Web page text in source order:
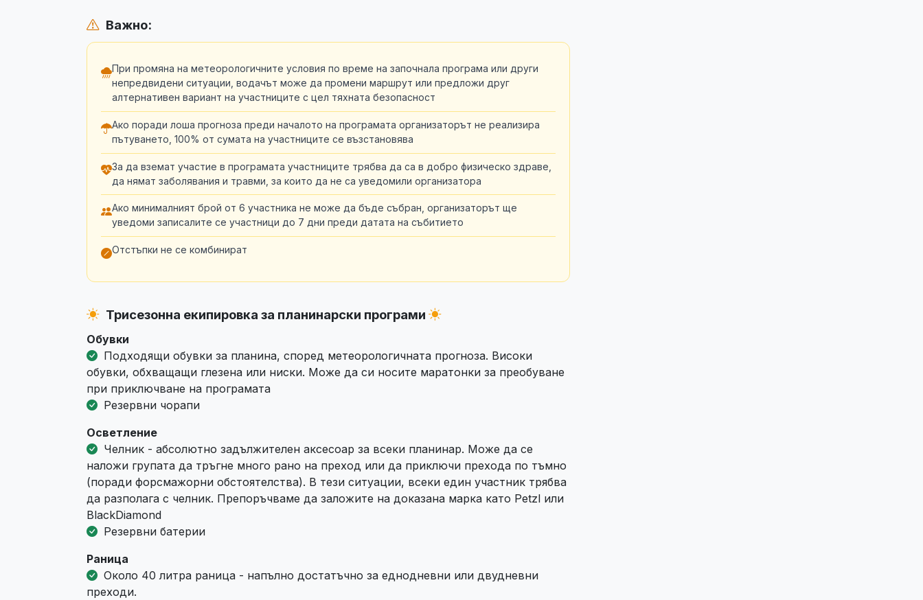
Важно:
При промяна на метеорологичните условия по време на започнала програма или други
непредвидени ситуации, водачът може да промени маршрут или предложи друг
алтернативен вариант на участниците с цел тяхната безопасност
Ако поради лоша прогноза преди началото на програмата организаторът не реализира
пътуването, 100% от сумата на участниците се възстановява
За да вземат участие в програмата участниците трябва да са в добро физическо здраве,
да нямат заболявания и травми, за които да не са уведомили организатора
Ако минималният брой от 6 участника не може да бъде събран, организаторът ще
уведоми записалите се участници до 7 дни преди датата на събитието
Отстъпки не се комбинират
Трисезонна екипировка за планинарски програми
Обувки
Подходящи обувки за планина, според метеорологичната прогноза. Високи
обувки, обхващащи глезена или ниски. Може да си носите маратонки за преобуване
при приключване на програмата
Резервни чорапи
Осветление
Челник - абсолютно задължителен аксесоар за всеки планинар. Може да се
наложи групата да тръгне много рано на преход или да приключи прехода по тъмно
(поради форсмажорни обстоятелства). В тези ситуации, всеки един участник трябва
да разполага с челник. Препоръчваме да заложите на доказана марка като Petzl или
BlackDiamond
Резервни батерии
Раница
Около 40 литра раница - напълно достатъчно за еднодневни или двудневни
преходи.